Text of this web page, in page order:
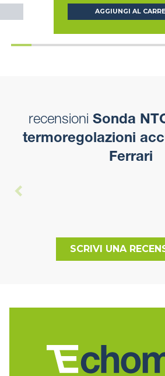
AGGIUNGI AL
recensioni Sonda
termoregolazioni
Ferrari
SCRIVI UNA